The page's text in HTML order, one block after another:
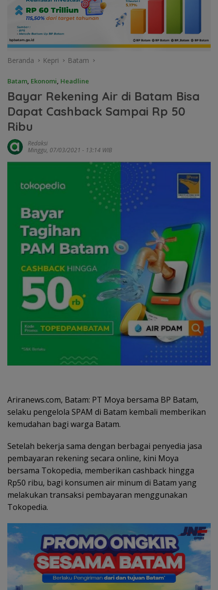
Beranda Kepri Batam
Batam, Ekonomi, Headline
Bayar Rekening Air di Batam Bisa
Dapat Cashback Sampai Rp 50
Ribu
Redaksi
Minggu, 07/03/2021 - 13:14 WIB
Ariranews.com, Batam: PT Moya bersama BP Batam,
selaku pengelola SPAM di Batam kembali memberikan
kemudahan bagi warga Batam.
Setelah bekerja sama dengan berbagai penyedia jasa
pembayaran rekening secara online, kini Moya
bersama Tokopedia, memberikan cashback hingga
Rp50 ribu, bagi konsumen air minum di Batam yang
melakukan transaksi pembayaran menggunakan
Tokopedia.